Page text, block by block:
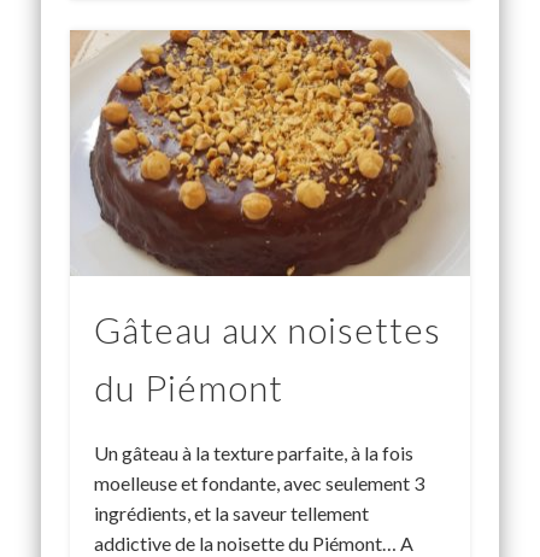
Gâteau aux noisettes
du Piémont
Un gâteau à la texture parfaite, à la fois
moelleuse et fondante, avec seulement 3
ingrédients, et la saveur tellement
addictive de la noisette du Piémont… A